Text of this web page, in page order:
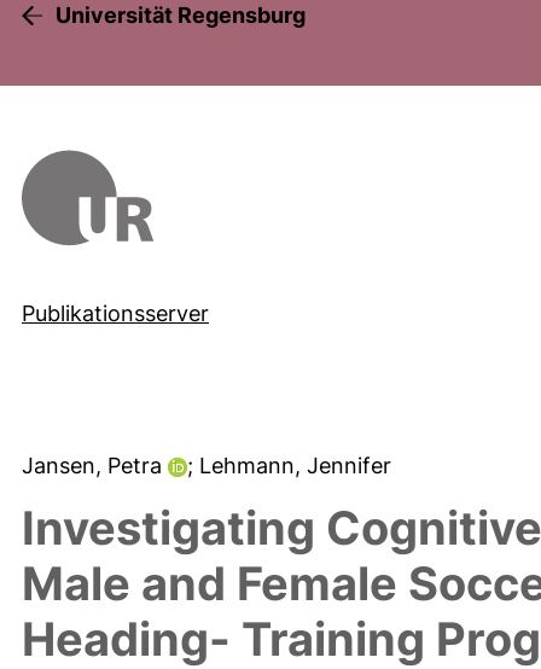
Universität Regensburg
Publikationsserver
Jansen, Petra ; Lehmann, Jennifer
Investigating
Male and Female
Heading- Training